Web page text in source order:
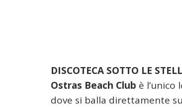
DISCOTECA SOTTO LE
Ostras Beach Club è l’unico
dove si balla direttamente